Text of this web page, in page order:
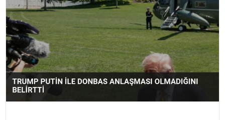
OTOMOBIL
TEKNOLOJI
EKONOMI